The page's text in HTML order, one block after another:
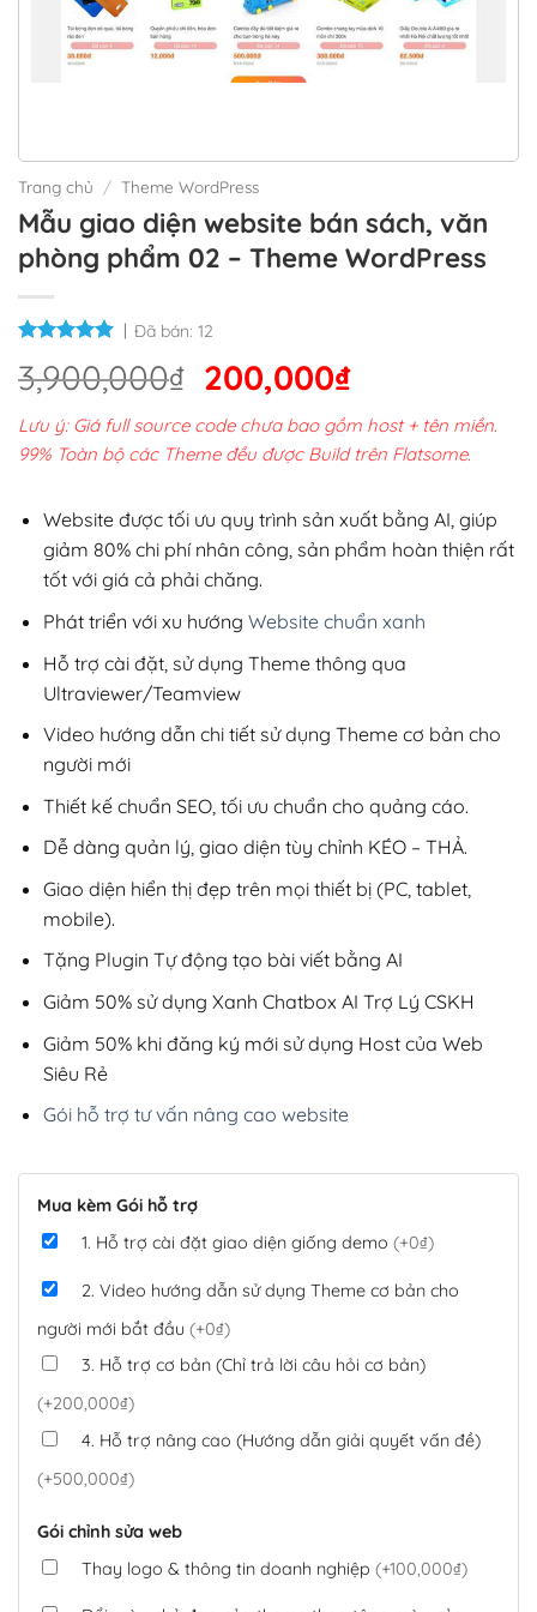
Trang chủ / Theme WordPress
Mẫu giao diện website bán sách, văn
phòng phẩm 02 – Theme WordPress
Đã bán: 12
3,900,000₫ Giá
gốc
là:
3,900,000₫.
200,000₫Giá
hiện
tại
200,000₫.
Lưu ý: Giá full source code chưa bao gồm host + tên miền.
99% Toàn bộ các Theme đều được Build trên Flatsome.
Website được tối ưu quy trình sản xuất bằng AI, giúp
giảm 80% chi phí nhân công, sản phẩm hoàn thiện rất
tốt với giá cả phải chăng.
Phát triển với xu hướng Website chuẩn xanh
Hỗ trợ cài đặt, sử dụng Theme thông qua
Ultraviewer/Teamview
Video hướng dẫn chi tiết sử dụng Theme cơ bản cho
người mới
Thiết kế chuẩn SEO, tối ưu chuẩn cho quảng cáo.
Dễ dàng quản lý, giao diện tùy chỉnh KÉO – THẢ.
Giao diện hiển thị đẹp trên mọi thiết bị (PC, tablet,
mobile).
Tặng Plugin Tự động tạo bài viết bằng AI
Giảm 50% sử dụng Xanh Chatbox AI Trợ Lý CSKH
Giảm 50% khi đăng ký mới sử dụng Host của Web
Siêu Rẻ
Gói hỗ trợ tư vấn nâng cao website
Mua kèm Gói hỗ trợ
1. Hỗ trợ cài đặt giao diện giống demo (+0₫)
2. Video hướng dẫn sử dụng Theme cơ bản cho
người mới bắt đầu (+0₫)
3. Hỗ trợ cơ bản (Chỉ trả lời câu hỏi cơ bản)
(+200,000₫)
4. Hỗ trợ nâng cao (Hướng dẫn giải quyết vấn đề)
(+500,000₫)
Gói chỉnh sửa web
Thay logo & thông tin doanh nghiệp (+100,000₫)